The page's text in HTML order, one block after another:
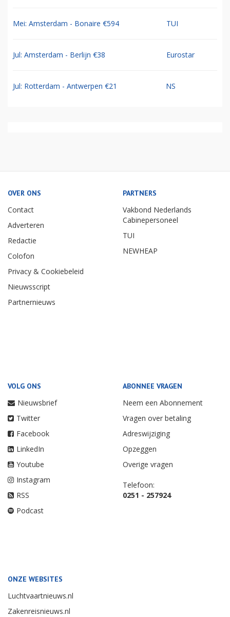
Mei: Amsterdam - Bonaire €594 TUI
Jul: Amsterdam - Berlijn €38 Eurostar
Jul: Rotterdam - Antwerpen €21 NS
OVER ONS
Contact
Adverteren
Redactie
Colofon
Privacy & Cookiebeleid
Nieuwsscript
Partnernieuws
PARTNERS
Vakbond Nederlands
Cabinepersoneel
TUI
NEWHEAP
VOLG ONS
Nieuwsbrief
Twitter
Facebook
LinkedIn
Youtube
Instagram
RSS
Podcast
ABONNEE VRAGEN
Neem een Abonnement
Vragen over betaling
Adreswijziging
Opzeggen
Overige vragen
Telefoon:
0251 - 257924
ONZE WEBSITES
Luchtvaartnieuws.nl
Zakenreisnieuws.nl